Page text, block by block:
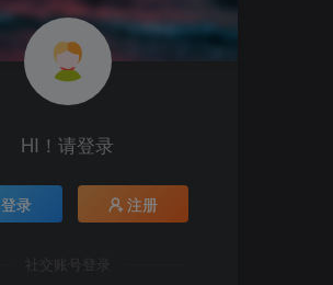
HI！请登录
登录 注册
社交账号登录